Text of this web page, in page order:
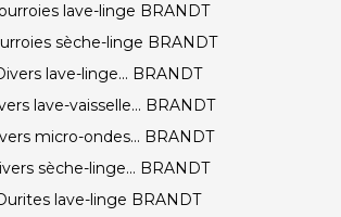
lave-linge BRANDT
sèche-linge BRANDT
lave-linge... BRANDT
lave-vaisselle... BRANDT
micro-ondes... BRANDT
sèche-linge... BRANDT
lave-linge BRANDT